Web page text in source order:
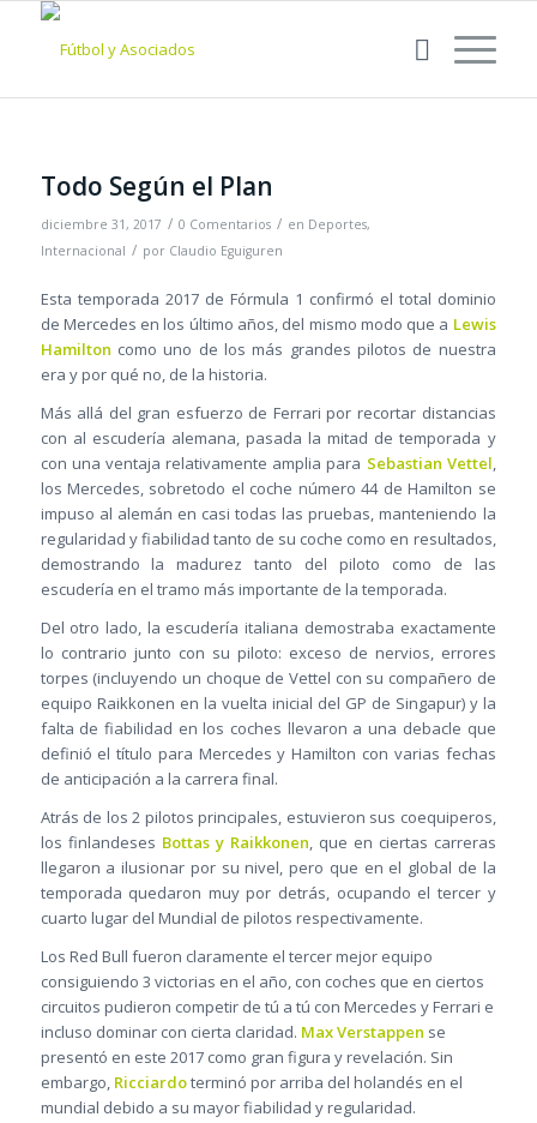
Todo Según el Plan
diciembre 31, 2017 / 0 Comentarios / en Deportes,
Internacional / por Claudio Eguiguren
Esta temporada 2017 de Fórmula 1 confirmó el total dominio
de Mercedes en los último años, del mismo modo que a Lewis
Hamilton como uno de los más grandes pilotos de nuestra
era y por qué no, de la historia.
Más allá del gran esfuerzo de Ferrari por recortar distancias
con al escudería alemana, pasada la mitad de temporada y
con una ventaja relativamente amplia para Sebastian Vettel,
los Mercedes, sobretodo el coche número 44 de Hamilton se
impuso al alemán en casi todas las pruebas, manteniendo la
regularidad y fiabilidad tanto de su coche como en resultados,
demostrando la madurez tanto del piloto como de las
escudería en el tramo más importante de la temporada.
Del otro lado, la escudería italiana demostraba exactamente
lo contrario junto con su piloto: exceso de nervios, errores
torpes (incluyendo un choque de Vettel con su compañero de
equipo Raikkonen en la vuelta inicial del GP de Singapur) y la
falta de fiabilidad en los coches llevaron a una debacle que
definió el título para Mercedes y Hamilton con varias fechas
de anticipación a la carrera final.
Atrás de los 2 pilotos principales, estuvieron sus coequiperos,
los finlandeses Bottas y Raikkonen, que en ciertas carreras
llegaron a ilusionar por su nivel, pero que en el global de la
temporada quedaron muy por detrás, ocupando el tercer y
cuarto lugar del Mundial de pilotos respectivamente.
Los Red Bull fueron claramente el tercer mejor equipo
consiguiendo 3 victorias en el año, con coches que en ciertos
circuitos pudieron competir de tú a tú con Mercedes y Ferrari e
incluso dominar con cierta claridad. Max Verstappen se
presentó en este 2017 como gran figura y revelación. Sin
embargo, Ricciardoterminó por arriba del holandés en el
mundial debido a su mayor fiabilidad y regularidad.